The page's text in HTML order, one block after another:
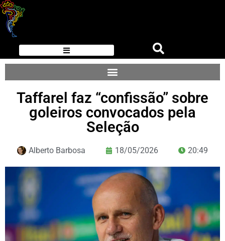
Taffarel faz “confissão” sobre
goleiros convocados pela
Seleção
Alberto Barbosa 18/05/2026 20:49